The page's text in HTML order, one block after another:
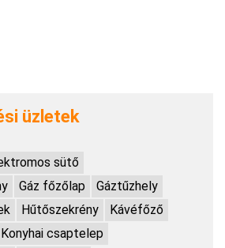
üzletek
sütő
Gáz főzőlap
Gáztűzhely
Hűtőszekrény
Kávéfőző
Konyhai csaptelep